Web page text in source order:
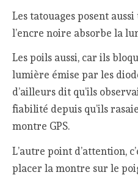
Les tatouages posent
l’encre noire absorbe la
Les poils aussi, car ils
lumière émise par les
d’ailleurs dit qu’ils
fiabilité depuis qu’ils
montre GPS.
L’autre point d’attention,
placer la montre sur le